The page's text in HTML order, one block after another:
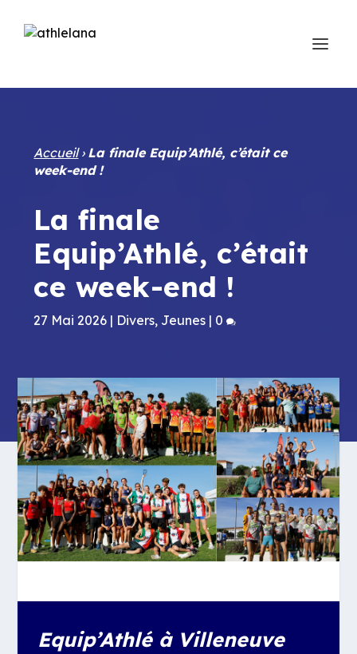
Accueil› La finale Equip’Athlé, c’était ce
week-end !
La finale
Equip’Athlé, c’était
ce week-end !
27 Mai 2026 | Divers, Jeunes | 0
Equip’Athlé à Villeneuve